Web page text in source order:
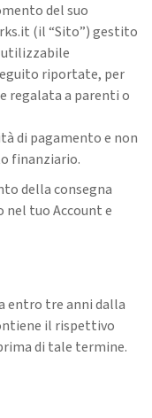
del suo
(il “Sito”) gestito
utilizzabile
riportate, per
regalata a parenti o
di pagamento e non
finanziario.
della consegna
tuo Account e
entro tre anni dalla
il rispettivo
di tale termine.